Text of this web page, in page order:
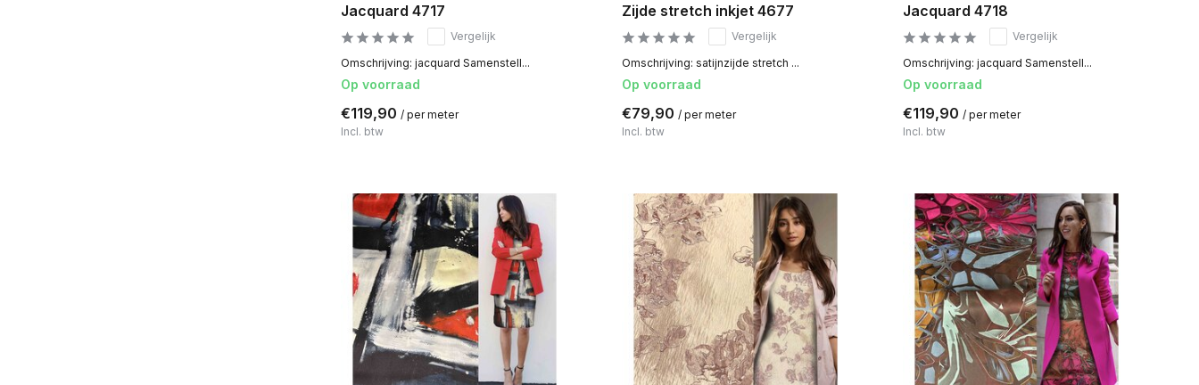
Jacquard 4717
Vergelijk
Omschrijving: jacquard Samenstell...
Op voorraad
€119,90 / per meter
Incl. btw
Zijde stretch inkjet 4677
Vergelijk
Omschrijving: satijnzijde stretch ...
Op voorraad
€79,90 / per meter
Incl. btw
Jacquard 4718
Vergelijk
Omschrijving: jacquard Samenstell...
Op voorraad
€119,90 / per meter
Incl. btw